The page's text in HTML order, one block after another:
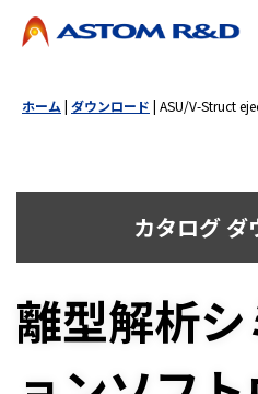
ホーム | ダウンロード | ASU/V-Struct
カタログ ダ
離型解析